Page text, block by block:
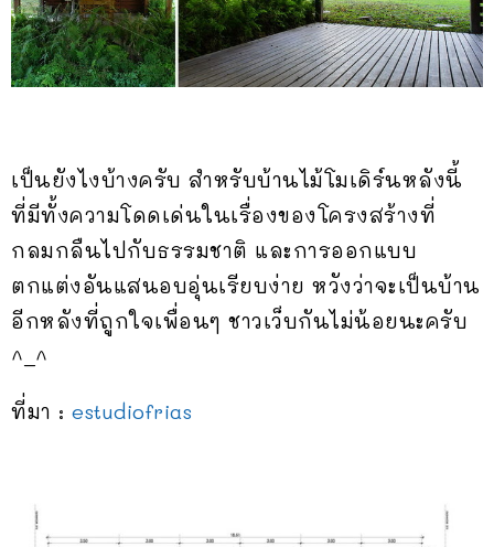
เป็นยังไงบ้างครับ สำหรับบ้านไม้โมเดิร์นหลังนี้
ที่มีทั้งความโดดเด่นในเรื่องของโครงสร้างที่
กลมกลืนไปกับธรรมชาติ และการออกแบบ
ตกแต่งอันแสนอบอุ่นเรียบง่าย หวังว่าจะเป็นบ้าน
อีกหลังที่ถูกใจเพื่อนๆ ชาวเว็บกันไม่น้อยนะครับ
^_^
ที่มา : estudiofrias